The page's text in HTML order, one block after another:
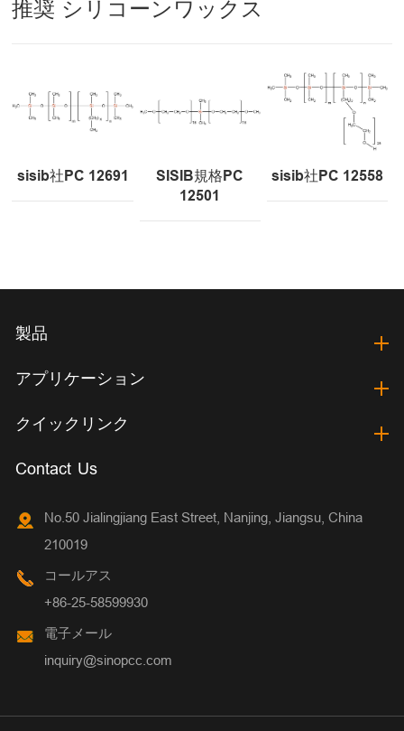
推奨 シリコーンワックス
sisib社PC 12691
SISIB規格PC
12501
sisib社PC 12558
製品
アプリケーション
クイックリンク
Contact Us
No.50 Jialingjiang East Street, Nanjing, Jiangsu, China
210019
コールアス
+86-25-58599930
電子メール
inquiry@sinopcc.com